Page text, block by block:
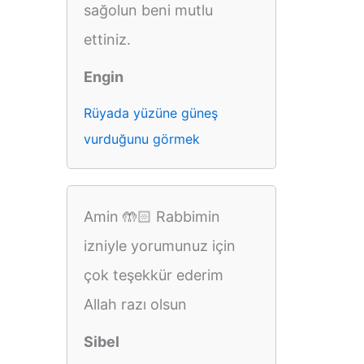
sağolun beni mutlu
ettiniz.
Engin
Rüyada yüzüne güneş
vurduğunu görmek
Amin 🤲🏻 Rabbimin
izniyle yorumunuz için
çok teşekkür ederim
Allah razı olsun
Sibel